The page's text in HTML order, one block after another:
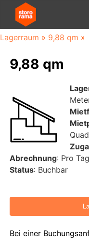
Lagerraum » 9,88 qm »
9,88 qm
Abrechnung: Pro Tag
Status: Buchbar
Bei einer